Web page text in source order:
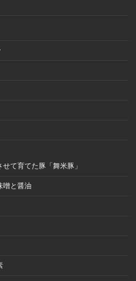
て育てた豚「舞米豚」
噌と醤油